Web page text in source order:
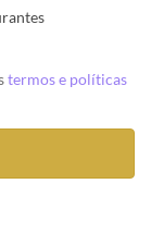
termos e políticas